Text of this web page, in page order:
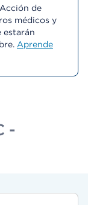
de
médicos y
estarán
Aprende
-